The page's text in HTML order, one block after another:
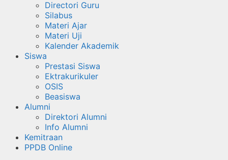
Directori Guru
Silabus
Materi Ajar
Materi Uji
Kalender Akademik
Siswa
Prestasi Siswa
Ektrakurikuler
OSIS
Beasiswa
Alumni
Direktori Alumni
Info Alumni
Kemitraan
PPDB Online